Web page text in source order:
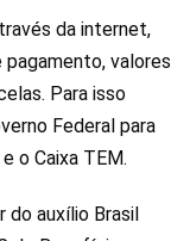
da internet,
valores
Para isso
Federal para
o Caixa TEM.
auxílio Brasil